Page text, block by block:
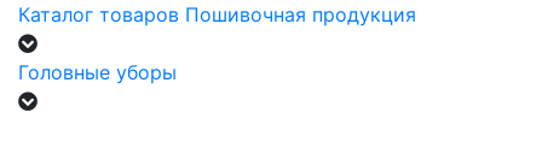
Каталог товаров Пошивочная продукция
Головные уборы